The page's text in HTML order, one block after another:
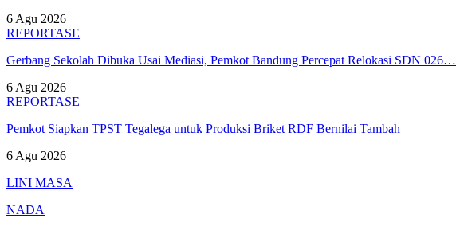
6 Agu 2026
REPORTASE
Gerbang Sekolah Dibuka Usai Mediasi, Pemkot Bandung Percepat Relokasi SDN 026…
6 Agu 2026
REPORTASE
Pemkot Siapkan TPST Tegalega untuk Produksi Briket RDF Bernilai Tambah
6 Agu 2026
LINI MASA
NADA